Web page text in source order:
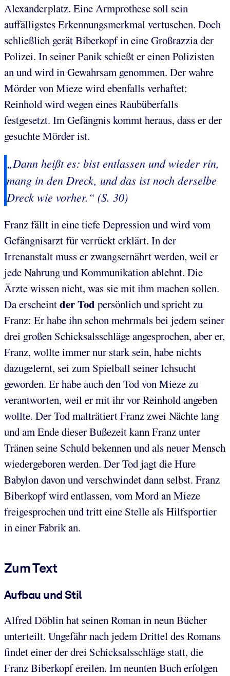
Alexanderplatz. Eine Armprothese soll sein
auffälligstes Erkennungsmerkmal vertuschen. Doch
schließlich gerät Biberkopf in eine Großrazzia der
Polizei. In seiner Panik schießt er einen Polizisten
an und wird in Gewahrsam genommen. Der wahre
Mörder von Mieze wird ebenfalls verhaftet:
Reinhold wird wegen eines Raubüberfalls
festgesetzt. Im Gefängnis kommt heraus, dass er der
gesuchte Mörder ist.
„Dann heißt es: bist entlassen und wieder rin,
mang in den Dreck, und das ist noch derselbe
Dreck wie vorher.“ (S. 30)
Franz fällt in eine tiefe Depression und wird vom
Gefängnisarzt für verrückt erklärt. In der
Irrenanstalt muss er zwangsernährt werden, weil er
jede Nahrung und Kommunikation ablehnt. Die
Ärzte wissen nicht, was sie mit ihm machen sollen.
Da erscheintder Tod persönlich und spricht zu
Franz: Er habe ihn schon mehrmals bei jedem seiner
drei großen Schicksalsschläge angesprochen, aber er,
Franz, wollte immer nur stark sein, habe nichts
dazugelernt, sei zum Spielball seiner Ichsucht
geworden. Er habe auch den Tod von Mieze zu
verantworten, weil er mit ihr vor Reinhold angeben
wollte. Der Tod malträtiert Franz zwei Nächte lang
und am Ende dieser Bußezeit kann Franz unter
Tränen seine Schuld bekennen und als neuer Mensch
wiedergeboren werden. Der Tod jagt die Hure
Babylon davon und verschwindet dann selbst. Franz
Biberkopf wird entlassen, vom Mord an Mieze
freigesprochen und tritt eine Stelle als Hilfsportier
in einer Fabrik an.
Zum Text
Aufbau und Stil
Alfred Döblin hat seinen Roman in neun Bücher
unterteilt. Ungefähr nach jedem Drittel des Romans
findet einer der drei Schicksalsschläge statt, die
Franz Biberkopf ereilen. Im neunten Buch erfolgen